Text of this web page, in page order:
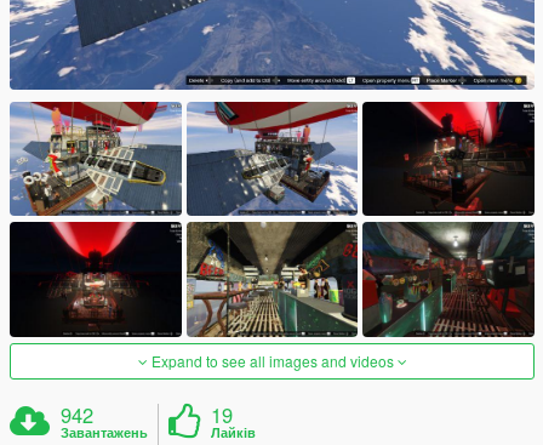
Expand to see all images and videos
942
Завантажень
19
Лайків